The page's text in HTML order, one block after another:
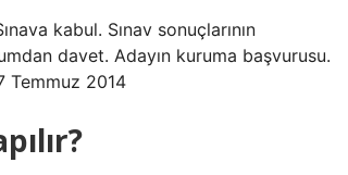
kabul. Sınav sonuçlarının
davet. Adayın kuruma başvurusu.
Temmuz 2014